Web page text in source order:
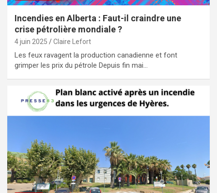
Incendies en Alberta : Faut-il craindre une
crise pétrolière mondiale ?
4 juin 2025 Claire Lefort
Les feux ravagent la production canadienne et font
grimper les prix du pétrole Depuis fin mai…